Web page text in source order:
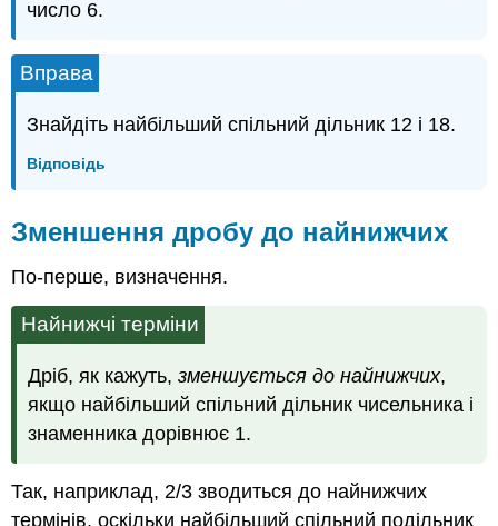
число 6.
Вправа
Знайдіть найбільший спільний дільник 12 і 18.
Відповідь
Зменшення дробу до найнижчих
По-перше, визначення.
Найнижчі терміни
Дріб, як кажуть,зменшується до найнижчих,
якщо найбільший спільний дільник чисельника і
знаменника дорівнює 1.
Так, наприклад, 2/3 зводиться до найнижчих
термінів, оскільки найбільший спільний подільник